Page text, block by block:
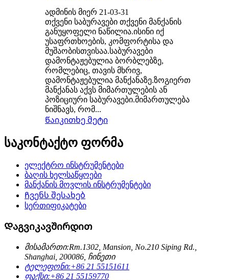
ადმინის მიერ 21-03-31
თქვენი საბურავები თქვენი მანქანის
განუყოფელი ნაწილია.ისინი იქ
უსაფრთხოების, კომფორტისა და
მუშაობისთვისაა.საბურავები
დამონტაჟებულია ბორბლებზე,
რომლებიც, თავის მხრივ,
დამონტაჟებულია მანქანაზე.ზოგიერთ
მანქანას აქვს მიმართულების ან
პოზიციური საბურავები.მიმართულება
ნიშნავს, რომ...
Წაიკითხე მეტი
საკონტაქტო ფორმა
ელექტრო ინსტრუმენტები
ბაღის ხელსაწყოები
მანქანის მოვლის ინსტრუმენტები
Ჩვენს შესახებ
სერთიფიკატები
Დაგვიკავშირდით
მისამართი:Rm.1302, Mansion, No.210 Siping Rd.,
Shanghai, 200086, ჩინეთი
ტელეფონი:+86 21 55151611
ფაქსი:+86 21 55159770